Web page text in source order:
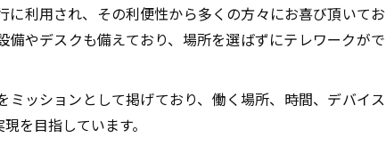
利用され、その利便性から多くの方々にお喜び頂いてお
やデスクも備えており、場所を選ばずにテレワークがで
ッションとして掲げており、働く場所、時間、デバイス
を目指しています。